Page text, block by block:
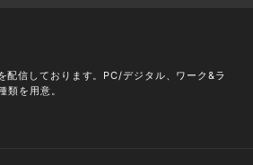
配信しております。PC/デジタル、ワーク&ラ
類を用意。